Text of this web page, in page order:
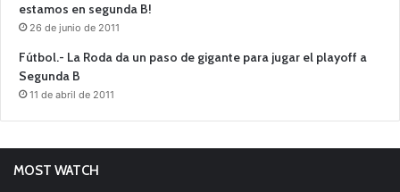
estamos en segunda B!
26 de junio de 2011
Fútbol.- La Roda da un paso de gigante para jugar el playoff a
Segunda B
11 de abril de 2011
MOST WATCH